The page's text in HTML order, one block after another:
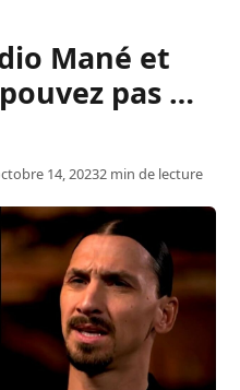
Mané et
pas …
14, 20232 min de lecture